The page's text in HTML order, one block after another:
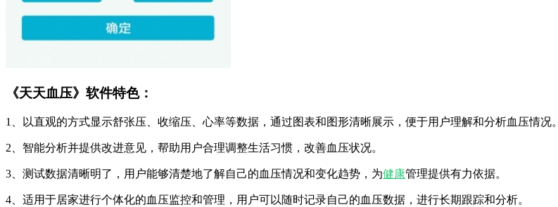
《天天血压》软件特色：
1、以直观的方式显示舒张压、收缩压、心率等数据，通过图表和图形清晰展示，便于用户理解和分析血压情况。
2、智能分析并提供改进意见，帮助用户合理调整生活习惯，改善血压状况。
3、测试数据清晰明了，用户能够清楚地了解自己的血压情况和变化趋势，为健康管理提供有力依据。
4、适用于居家进行个体化的血压监控和管理，用户可以随时记录自己的血压数据，进行长期跟踪和分析。